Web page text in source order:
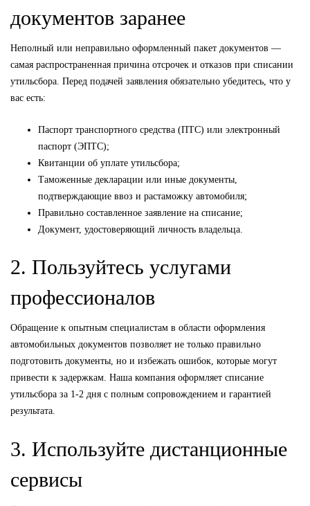
документов заранее
Неполный или неправильно оформленный пакет документов —
самая распространенная причина отсрочек и отказов при списании
утильсбора. Перед подачей заявления обязательно убедитесь, что у
вас есть:
Паспорт транспортного средства (ПТС) или электронный
паспорт (ЭПТС);
Квитанции об уплате утильсбора;
Таможенные декларации или иные документы,
подтверждающие ввоз и растаможку автомобиля;
Правильно составленное заявление на списание;
Документ, удостоверяющий личность владельца.
2. Пользуйтесь услугами
профессионалов
Обращение к опытным специалистам в области оформления
автомобильных документов позволяет не только правильно
подготовить документы, но и избежать ошибок, которые могут
привести к задержкам. Наша компания оформляет списание
утильсбора за 1-2 дня с полным сопровождением и гарантией
результата.
3. Используйте дистанционные
сервисы